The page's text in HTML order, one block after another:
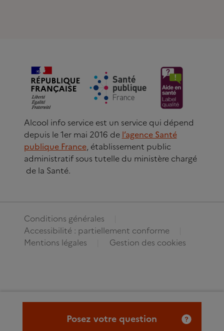
Posez votre question
Alcool info service est un service qui dépend
depuis le 1er mai 2016 de l’agence Santé
publique France, établissement public
administratif sous tutelle du ministère chargé
de la Santé.
Conditions générales
Accessibilité : partiellement conforme
Mentions légales
Gestion des cookies